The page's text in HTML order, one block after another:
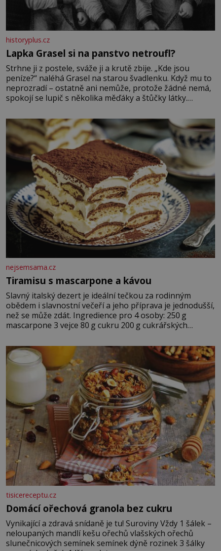
historyplus.cz
Lapka Grasel si na panstvo netroufl?
Strhne ji z postele, sváže ji a krutě zbije. „Kde jsou
peníze?“ naléhá Grasel na starou švadlenku. Když mu to
neprozradí – ostatně ani nemůže, protože žádné nemá,
spokojí se lupič s několika měďáky a štůčky látky.
krutý. Jeho činy budí hrůzu ještě dlouho po jeho smrti
nejsemsama.cz
Tiramisu s mascarpone a kávou
Slavný italský dezert je ideální tečkou za rodinným
obědem i slavnostní večeří a jeho příprava je jednodušší,
než se může zdát. Ingredience pro 4 osoby: 250 g
mascarpone 3 vejce 80 g cukru 200 g cukrářských
posypání Postup: Oddělte žloutky od bílků. Žloutky
vyšlehejte s cukrem do světlé pěny a postupně do nich
vmíchejte mascarpone, aby vznikl hladký
tisicereceptu.cz
Domácí ořechová granola bez cukru
Vynikající a zdravá snídaně je tu! Suroviny Vždy 1 šálek –
neloupaných mandlí kešu ořechů vlašských ořechů
slunečnicových semínek semínek dýně rozinek 3 šálky